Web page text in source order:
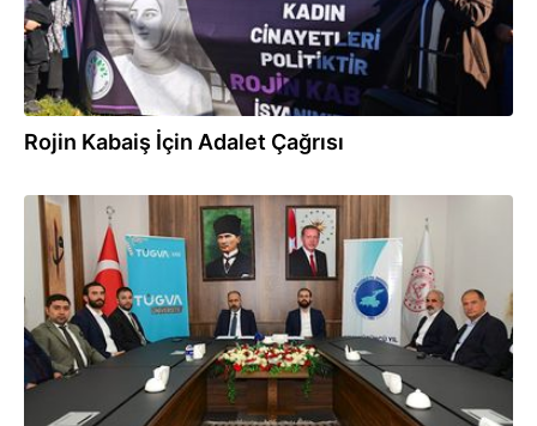
Rojin Kabaiş İçin Adalet Çağrısı
27.10.2025